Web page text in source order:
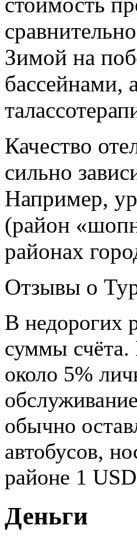
Зимой на
бассейнами,
Качество
сильно
Например,
(район
районах
Отзывы о
В недорогих
суммы счёта.
около 5%
обычно
автобусов,
районе 1
Деньги